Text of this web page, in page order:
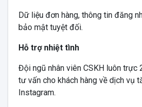
Dữ liệu đơn hàng, thông tin đăng
bảo mật tuyệt đối.
Hỗ trợ nhiệt tình
Đội ngũ nhân viên CSKH luôn trực
tư vấn cho khách hàng về dịch vụ
Instagram.